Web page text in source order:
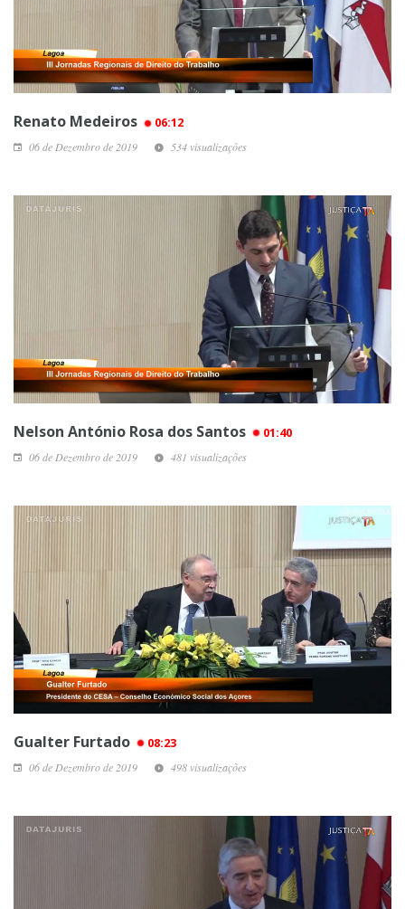
Renato Medeiros 06:12
06 de Dezembro de 2019 534 visualizações
Nelson António Rosa dos Santos 01:40
06 de Dezembro de 2019 481 visualizações
Gualter Furtado 08:23
06 de Dezembro de 2019 498 visualizações